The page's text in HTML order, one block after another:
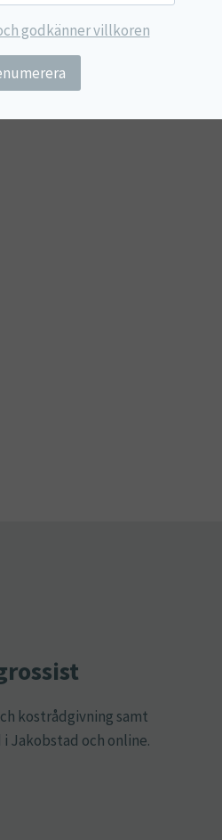
kostrådgivning samt
Jakobstad och online.
godkänner villkoren